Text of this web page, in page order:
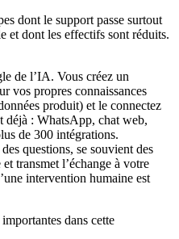
dont le support passe surtout
et dont les effectifs sont réduits.
de l’IA. Vous créez un
vos propres connaissances
produit) et le connectez
déjà : WhatsApp, chat web,
de 300 intégrations.
questions, se souvient des
transmet l’échange à votre
intervention humaine est
dans cette